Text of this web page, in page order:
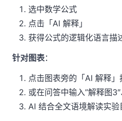
选中数学公式
点击「AI 解释」
获得公式的逻辑化语言描
针对图表：
点击图表旁的「AI 解释」
或在问答中输入”解释图
AI 结合全文语境解读实